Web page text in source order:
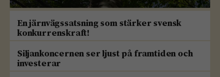
En järnvägssatsning som stärker svensk
konkurrenskraft!
Siljankoncernen ser ljust på framtiden och
investerar